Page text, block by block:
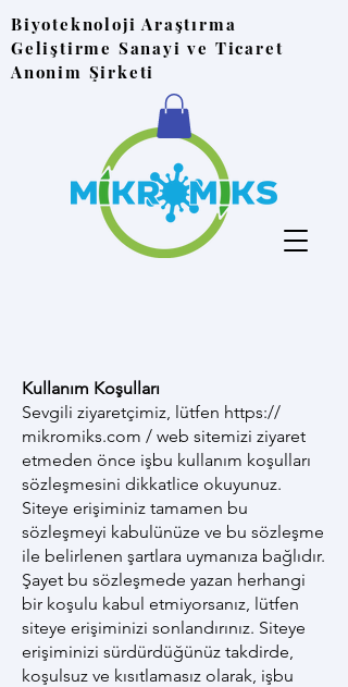
Biyoteknoloji Araştırma
Geliştirme Sanayi ve Ticaret
Anonim Şirketi
Kullanım Koşulları
Sevgili ziyaretçimiz, lütfen https://
mikromiks.com / web sitemizi ziyaret
etmeden önce işbu kullanım koşulları
sözleşmesini dikkatlice okuyunuz.
Siteye erişiminiz tamamen bu
sözleşmeyi kabulünüze ve bu sözleşme
ile belirlenen şartlara uymanıza bağlıdır.
Şayet bu sözleşmede yazan herhangi
bir koşulu kabul etmiyorsanız, lütfen
siteye erişiminizi sonlandırınız. Siteye
erişiminizi sürdürdüğünüz takdirde,
koşulsuz ve kısıtlamasız olarak, işbu